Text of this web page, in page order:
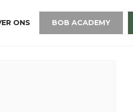
ONS BOB ACADEMY